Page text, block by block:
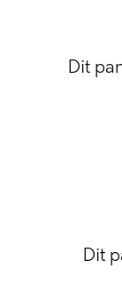
Dit
Dit